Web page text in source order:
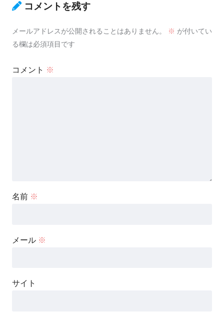
コメントを残す
メールアドレスが公開されることはありません。 ※ が付いてい
る欄は必須項目です
コメント ※
名前 ※
メール ※
サイト